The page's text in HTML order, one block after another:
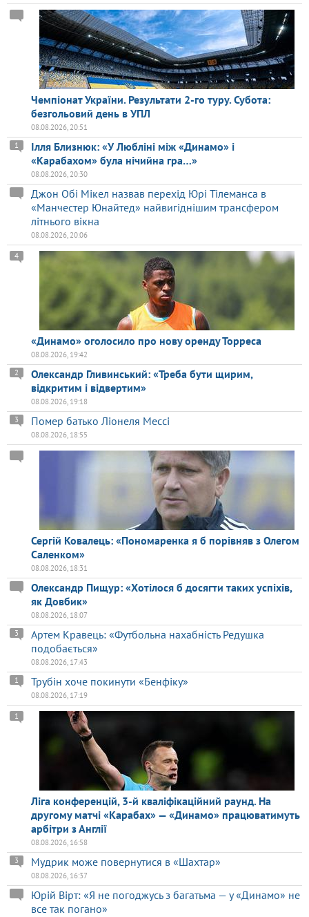
Чемпіонат України. Результати 2-го туру. Субота:
безгольовий день в УПЛ
08.08.2026, 20:51
Ілля Близнюк: «У Любліні між «Динамо» і
«Карабахом» була нічийна гра…»
1
08.08.2026, 20:30
Джон Обі Мікел назвав перехід Юрі Тілеманса в
«Манчестер Юнайтед» найвигіднішим трансфером
літнього вікна
08.08.2026, 20:06
«Динамо» оголосило про нову оренду Торреса
4
08.08.2026, 19:42
Олександр Гливинський: «Треба бути щирим,
відкритим і відвертим»
2
08.08.2026, 19:18
Помер батько Ліонеля Мессі
3
08.08.2026, 18:55
Сергій Ковалець: «Пономаренка я б порівняв з Олегом
Саленком»
08.08.2026, 18:31
Олександр Пищур: «Хотілося б досягти таких успіхів,
як Довбик»
08.08.2026, 18:07
Артем Кравець: «Футбольна нахабність Редушка
подобається»
3
08.08.2026, 17:43
Трубін хоче покинути «Бенфіку»
1
08.08.2026, 17:19
Ліга конференцій, 3-й кваліфікаційний раунд. На
другому матчі «Карабах» — «Динамо» працюватимуть
арбітри з Англії
1
08.08.2026, 16:58
Мудрик може повернутися в «Шахтар»
3
08.08.2026, 16:37
Юрій Вірт: «Я не погоджусь з багатьма — у «Динамо» не
все так погано»